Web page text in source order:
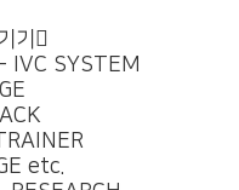
기
IVC SYSTEM
etc.